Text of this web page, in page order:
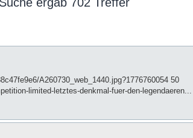
A260730_web_1440.jpg?1776760054 50
limited-letztes-denkmal-fuer-den-legendaeren...